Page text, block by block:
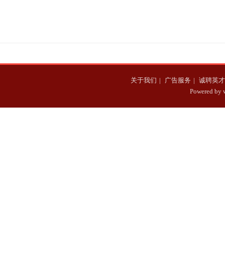
关于我们 | 广告服务 | 诚聘英才
Powered by